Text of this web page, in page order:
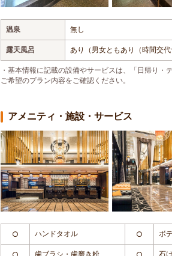
温泉 無し
露天風呂 あり（男女ともあり（時間交代
・基本情報に記載の設備やサービスは、「日帰り・
ご希望のプラン内容をご確認ください。
アメニティ・施設・サービス
○ ハンドタオル ○ ボ
歯ブラシ・歯磨き粉 石